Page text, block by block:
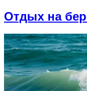
Отдых на